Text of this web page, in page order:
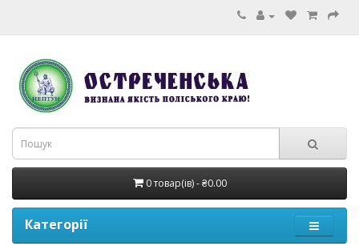
0 товар(ів) - ₴0.00
Категорії